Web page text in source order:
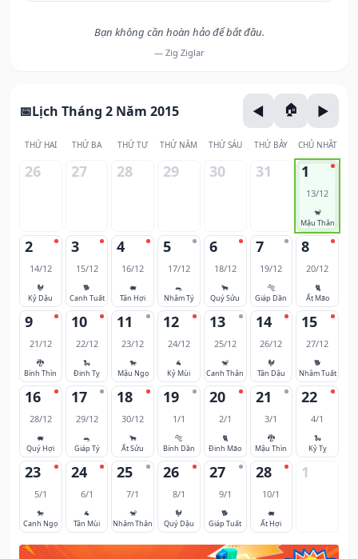
Bạn không cần hoàn hảo để bắt đầu.
— Zig Ziglar
Lịch Tháng 2 Năm 2015
THỨ HAI THỨ BA THỨ TƯ THỨ NĂM THỨ SÁU THỨ BẢY CHỦ NHẬT
26 27 28 29 30 31 1
13/12
🐒
Mậu Thân
2
14/12
🐓
Kỷ Dậu
3
15/12
🐕
Canh Tuất
4
16/12
🐖
Tân Hợi
5
17/12
🐀
Nhâm Tý
6
18/12
🐂
Quý Sửu
7
19/12
🐅
Giáp Dần
8
20/12
🐈
Ất Mão
9
21/12
🐉
Bính Thìn
10
22/12
🐍
Đinh Tỵ
11
23/12
🐎
Mậu Ngọ
12
24/12
🐐
Kỷ Mùi
13
25/12
🐒
Canh Thân
14
26/12
🐓
Tân Dậu
15
27/12
🐕
Nhâm Tuất
16
28/12
🐖
Quý Hợi
17
29/12
🐀
Giáp Tý
18
30/12
🐂
Ất Sửu
19
1/1
🐅
Bính Dần
20
2/1
🐈
Đinh Mão
21
3/1
🐉
Mậu Thìn
22
4/1
🐍
Kỷ Tỵ
23
5/1
🐎
Canh Ngọ
24
6/1
🐐
Tân Mùi
25
7/1
🐒
Nhâm Thân
26
8/1
🐓
Quý Dậu
27
9/1
🐕
Giáp Tuất
28
10/1
🐖
Ất Hợi
1